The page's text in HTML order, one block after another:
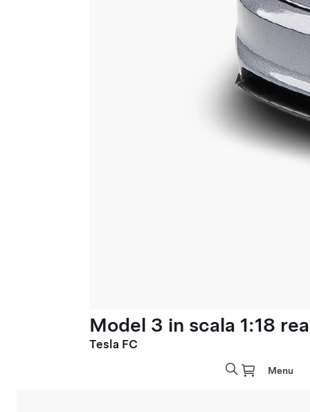
Model 3 in scala 1:18
Tesla FC
Menu